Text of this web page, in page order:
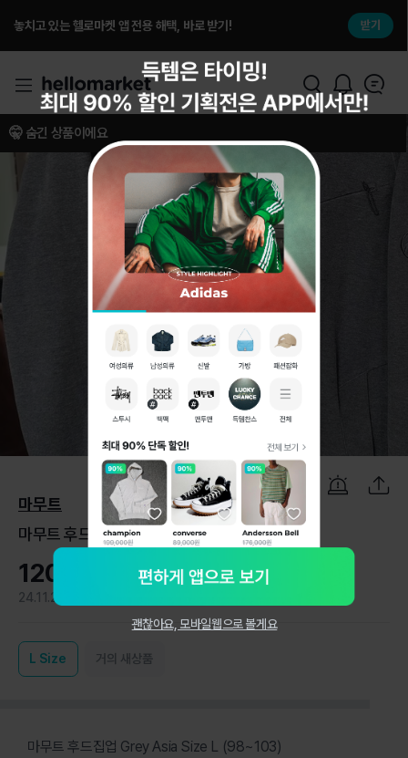
놓치고 있는 헬로마켓 앱 전용 해택, 바로 받기! 받기
1 / 11
🤫 숨긴 상품이에요
마무트
마무트 후드집업 Grey Asia Size L (98~103)
120,000원
24.11.27
L Size 거의 새상품
마무트 후드집업 Grey Asia Size L (98~103)
괜찮아요, 모바일웹으로 볼게요